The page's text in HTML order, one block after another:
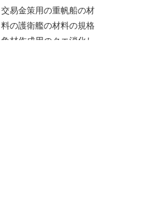
交易金策用の重帆船の材
料の護衛艦の材料の規格
角材作成用のクエ消化し